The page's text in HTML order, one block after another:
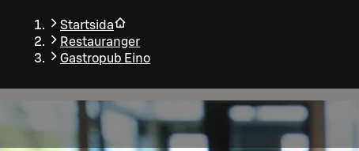
Startsida
Restauranger
Gastropub Eino